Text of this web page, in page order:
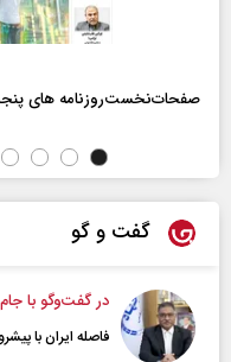
صفحات‌نخست‌روزنامه ها‌ی پنجشنبه‌۱۵
گفت و گو
در گفت‌و‌گو با
فاصله ایران با